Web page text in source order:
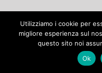
Utilizziamo i cookie per
migliore esperienza sul
questo sito noi
Ok